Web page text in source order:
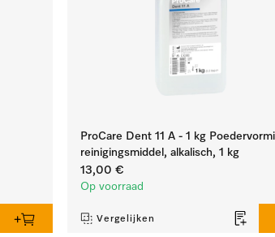
ProCare Dent 11 A - 1 kg
reinigingsmiddel, alkalisch, 1 kg
13,00 €
Op voorraad
Vergelijken